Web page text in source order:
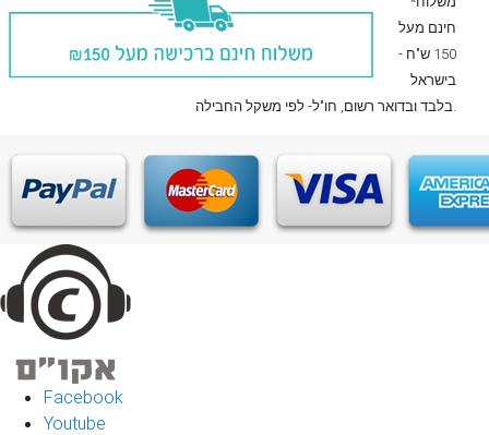
חינם מעל
150 ש"ח -
בישראל
בלבדובדואר רשום , חו"ל- לפי משקל החבילה.
Facebook
Youtube